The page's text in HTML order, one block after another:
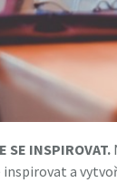
SE INSPIROVAT.
a